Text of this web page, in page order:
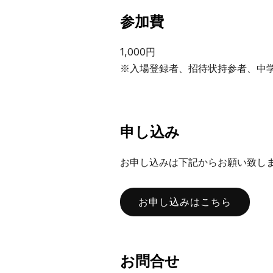
参加費
1,000円
※入場登録者、招待状持参者、中
申し込み
お申し込みは下記からお願い致し
お申し込みはこちら
お問合せ